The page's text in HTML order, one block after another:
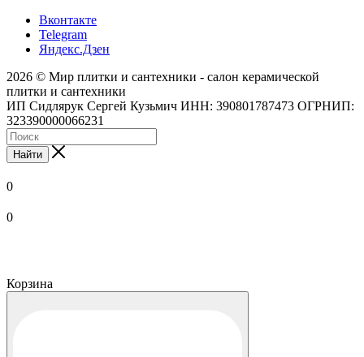
Вконтакте
Telegram
Яндекс.Дзен
2026 © Мир плитки и сантехники - салон керамической
плитки и сантехники
ИП Сидлярук Сергей Кузьмич ИНН: 390801787473 ОГРНИП:
323390000066231
Найти
0
0
Корзина